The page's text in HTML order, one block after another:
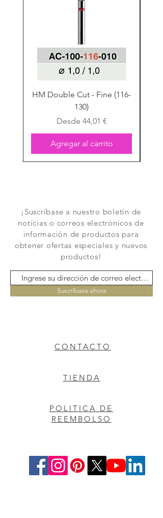
HM Double Cut - Fine (116-
130)
Desde 44,01 €
Precio de oferta
Agregar al carrito
¡Suscríbase a nuestro boletín de
noticias o correos electrónicos de
información de productos para
obtener ofertas especiales y nuevos
productos!
Suscríbase ahora
CONTACTO
TIENDA
POLITICA DE
REEMBOLSO